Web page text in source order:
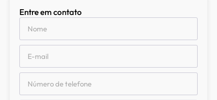
Entre em contato